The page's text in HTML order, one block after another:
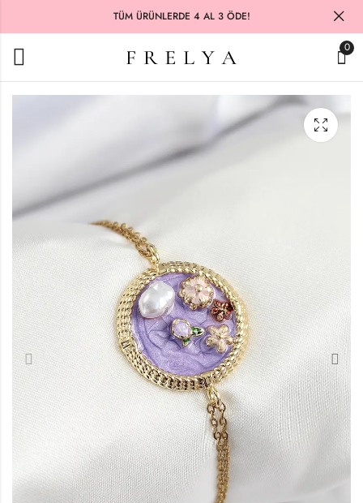
TÜM ÜRÜNLERDE 4 AL 3 ÖDE!
0